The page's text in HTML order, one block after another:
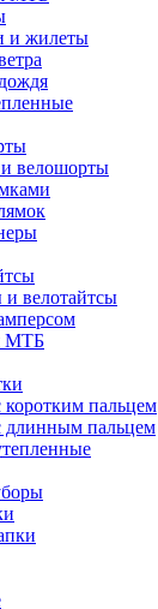
и жилеты
велошорты
велотайтсы
МТБ
коротким пальцем
длинным пальцем